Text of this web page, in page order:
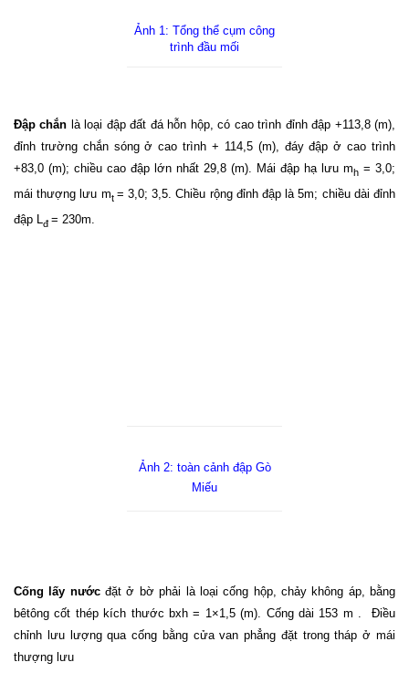
Ảnh 1: Tổng thể cụm công
trình đầu mối
Đập chắn là loại đập đất đá hỗn hộp, có cao trình đỉnh đập +113,8 (m),
đỉnh trường chắn sóng ở cao trình + 114,5 (m), đáy đập ở cao trình
+83,0 (m); chiều cao đập lớn nhất 29,8 (m). Mái đập hạ lưu mh = 3,0;
mái thượng lưu mt = 3,0; 3,5. Chiều rộng đỉnh đập là 5m; chiều dài đỉnh
đập L đ = 230m.
Ảnh 2: toàn cảnh đập Gò
Miếu
Cống lấy nướcđặt ở bờ phải là loại cống hộp, chảy không áp, bằng
bêtông cốt thép kích thước bxh = 1×1,5 (m). Cống dài 153 m .
Điều
chỉnh lưu lượng qua cống bằng cửa van phẳng đặt trong tháp ở mái
thượng lưu